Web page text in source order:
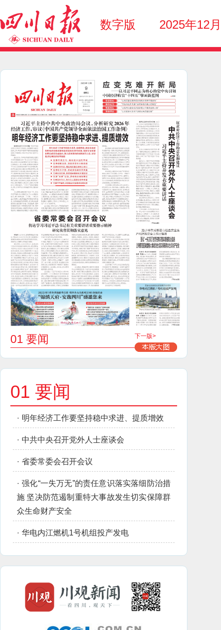
数字版 2025年12
01 要闻 下一版>
01 要闻
· 明年经济工作要坚持稳中求进、提质增效
· 中共中央召开党外人士座谈会
· 省委常委会召开会议
· 强化“一失万无”的责任意识落实落细防治措
施 坚决防范遏制重特大事故发生切实保障群
众生命财产安全
· 华电内江燃机1号机组投产发电